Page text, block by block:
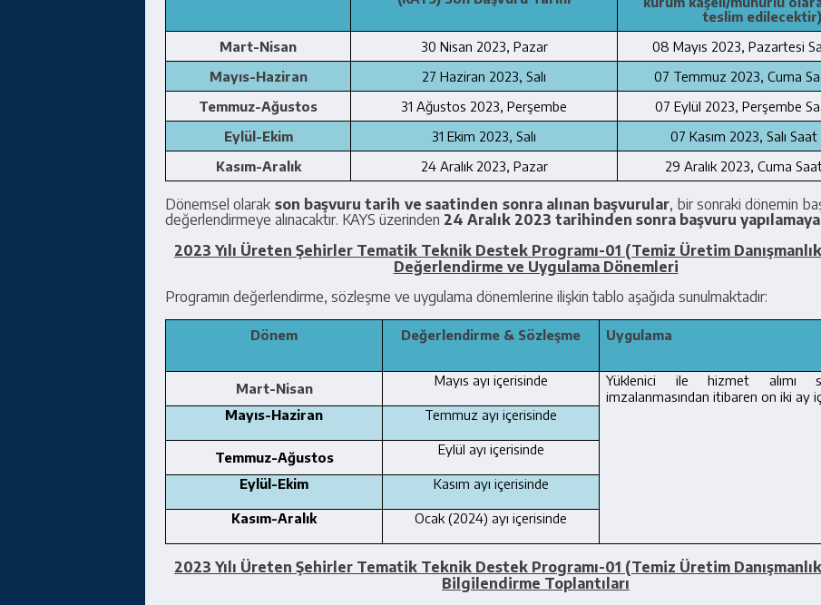
❌ Kapat
teslim edilecektir)
Mart-Nisan
30 Nisan 2023, Pazar
08 Mayıs 2023, Pazartesi
Mayıs-Haziran
27 Haziran 2023, Salı
07 Temmuz 2023, Cuma
Temmuz-Ağustos
31 Ağustos 2023, Perşembe
07 Eylül 2023, Perşembe
Eylül-Ekim
31 Ekim 2023, Salı
07 Kasım 2023, Salı
Kasım-Aralık
24 Aralık 2023, Pazar 29 Aralık 2023, Cuma
Dönemsel olarak son başvuru tarih ve saatinden sonra alınan başvurular, bir sonraki dönemin
değerlendirmeye alınacaktır. KAYS üzerinden 24 Aralık 2023 tarihinden sonra başvuru
2023 Yılı Üreten Şehirler Tematik Teknik Destek Programı-01 (Temiz Üretim
Değerlendirme ve Uygulama Dönemleri
Programın değerlendirme, sözleşme ve uygulama dönemlerine ilişkin tablo aşağıda sunulmaktadır:
Dönem Değerlendirme & Sözleşme Uygulama
Mart-Nisan Mayıs ayı içerisinde
Yüklenici ile hizmet alımı
imzalanmasından itibaren on iki ay
Mayıs-Haziran
Temmuz ayı içerisinde
Temmuz-Ağustos Eylül ayı içerisinde
Eylül-Ekim Kasım ayı içerisinde
Kasım-Aralık Ocak (2024) ayı içerisinde
2023 Yılı Üreten Şehirler Tematik Teknik Destek Programı-01 (Temiz Üretim
Bilgilendirme Toplantıları